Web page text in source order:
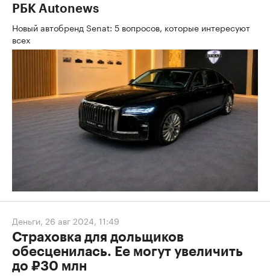
РБК Autonews
Новый автобренд Senat: 5 вопросов, которые интересуют
всех
Деньги, 26 авг 2024, 11:49
Страховка для дольщиков
обесценилась. Ее могут увеличить
до ₽30 млн